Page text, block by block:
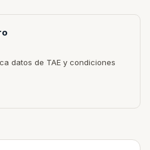
datos de TAE y condiciones